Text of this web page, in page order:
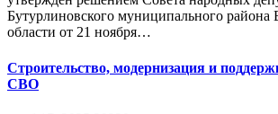
Бутурлиновского муниципального района
области от 21 ноября…
Строительство, модернизация и
СВО